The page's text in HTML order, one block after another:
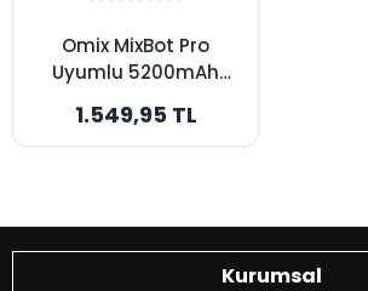
Omix MixBot Pro
Uyumlu 5200mAh
Bataryası - Orijinal
Kapasite
1.549,95 TL
Kurumsal